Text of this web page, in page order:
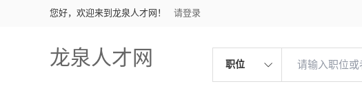
您好，欢迎来到龙泉人才网！ 请登录
龙泉人才网 职位